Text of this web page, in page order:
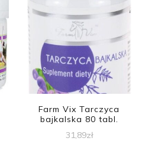
Farm Vix Tarczyca
bajkalska 80 tabl.
31,89zł